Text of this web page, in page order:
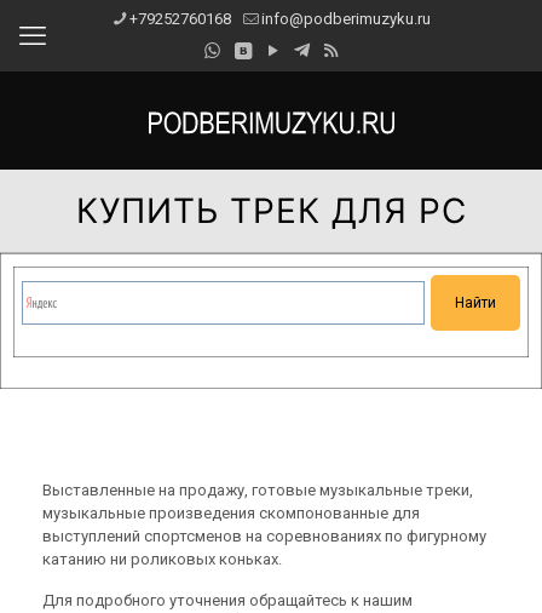
+79252760168 info@podberimuzyku.ru
КУПИТЬ ТРЕК ДЛЯ РС
Выставленные на продажу, готовые музыкальные треки,
музыкальные произведения скомпонованные для
выступлений спортсменов на соревнованиях по фигурному
катанию ни роликовых коньках.
Для подробного уточнения обращайтесь к нашим